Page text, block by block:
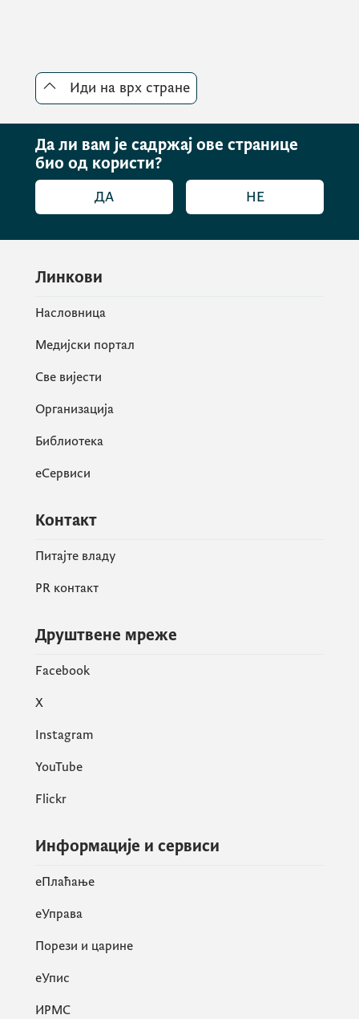
Иди на врх стране
Да ли вам је садржај ове странице
био од користи?
ДА НЕ
Линкови
Насловница
Медијски портал
Све вијести
Организација
Библиотека
еСервиси
Контакт
Питајте владу
PR контакт
Друштвене мреже
Facebook
X
Instagram
YouTube
Flickr
Информације и сервиси
eПлаћање
еУправа
Порези и царине
eУпис
ИРМС